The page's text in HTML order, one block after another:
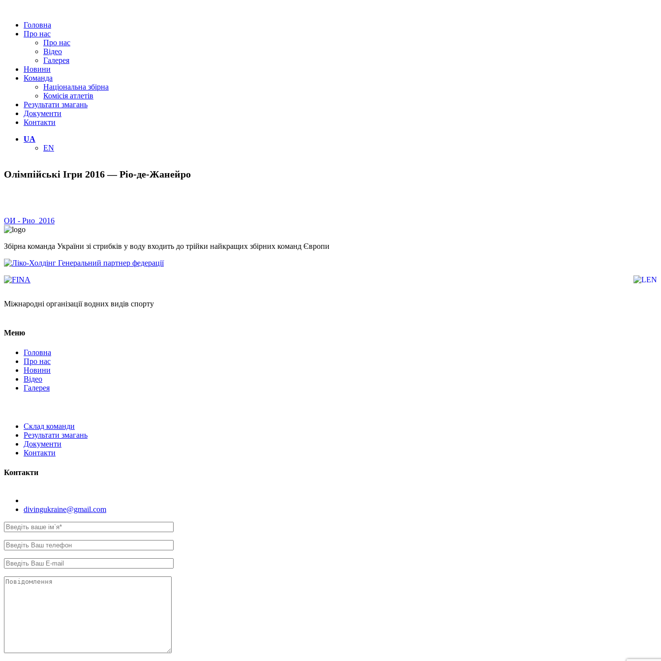
Головна
Про нас
Про нас
Відео
Галерея
Новини
Команда
Національна збірна
Комісія атлетів
Результати змагань
Документи
Контакти
UA
EN
Олімпійські Ігри 2016 — Ріо-де-Жанейро
ОИ - Рио_2016
Збірна команда України зі стрибків у воду входить до трійки найкращих збірних команд Європи
Генеральний партнер федерації
Міжнародні організації водних видів спорту
Меню
Головна
Про нас
Новини
Відео
Галерея
Склад команди
Результати змагань
Документи
Контакти
Контакти
divingukraine@gmail.com